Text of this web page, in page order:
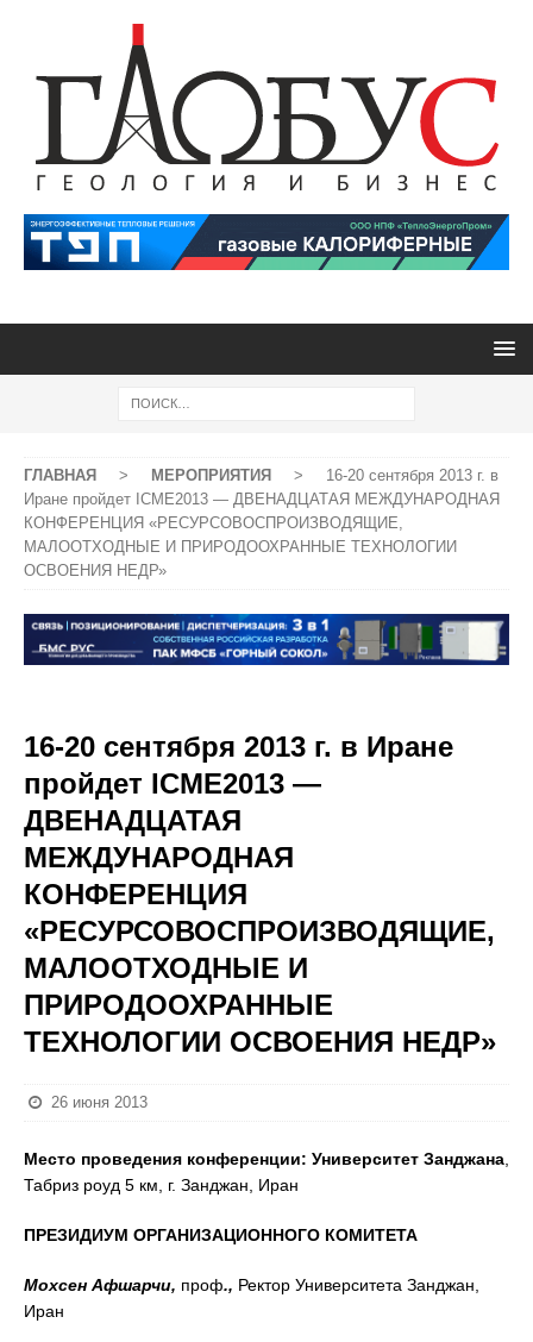
ГЛАВНАЯ > МЕРОПРИЯТИЯ >
16-20 сентября 2013 г. в
Иране пройдет ICME2013 — ДВЕНАДЦАТАЯ МЕЖДУНАРОДНАЯ
КОНФЕРЕНЦИЯ «РЕСУРСОВОСПРОИЗВОДЯЩИЕ,
МАЛООТХОДНЫЕ И ПРИРОДООХРАННЫЕ ТЕХНОЛОГИИ
ОСВОЕНИЯ НЕДР»
16-20 сентября 2013 г. в Иране
пройдет ICME2013 —
ДВЕНАДЦАТАЯ
МЕЖДУНАРОДНАЯ
КОНФЕРЕНЦИЯ
«РЕСУРСОВОСПРОИЗВОДЯЩИЕ,
МАЛООТХОДНЫЕ И
ПРИРОДООХРАННЫЕ
ТЕХНОЛОГИИ ОСВОЕНИЯ НЕДР»
26 июня 2013
Место проведения конференции: Университет Занджана
Табриз роуд 5 км, г. Занджан, Иран
ПРЕЗИДИУМ ОРГАНИЗАЦИОННОГО КОМИТЕТА
Мохсен Афшарчи, проф., Ректор Университета Занджан,
Иран